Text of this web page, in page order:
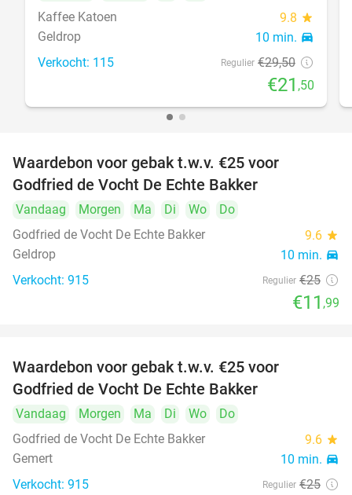
Kaffee Katoen
9.8 star
Geldrop 10 min. directions_car
Verkocht: 115 Regulier €29,50
€21 ,50
Waardebon voor gebak t.w.v. €25 voor
Godfried de Vocht De Echte Bakker
Vandaag Morgen Ma Di Wo
Do
Godfried de Vocht De Echte Bakker
9.6 star
Geldrop 10 min. directions_car
Verkocht: 915 Regulier €25
€11 ,99
Waardebon voor gebak t.w.v. €25 voor
Godfried de Vocht De Echte Bakker
Vandaag Morgen Ma Di Wo
Do
Godfried de Vocht De Echte Bakker
9.6 star
Gemert 10 min. directions_car
Verkocht: 915 Regulier €25